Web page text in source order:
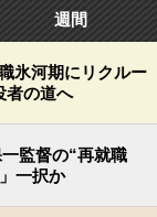
週間
氷河期にリクルー
者の道へ
監督の“再就職
一択か